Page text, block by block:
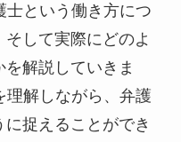
士という働き方につ
して実際にどのよ
解説していきま
理解しながら、弁護
捉えることができ